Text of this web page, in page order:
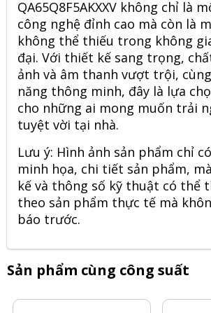
QA65Q8F5AKXXV không chỉ là
công nghệ đỉnh cao mà còn là
không thể thiếu trong không
đại. Với thiết kế sang trọng,
ảnh và âm thanh vượt trội,
năng thông minh, đây là lựa
cho những ai mong muốn trải
tuyệt vời tại nhà.
Lưu ý: Hình ảnh sản phẩm chỉ
minh họa, chi tiết sản phẩm,
kế và thông số kỹ thuật có thể
theo sản phẩm thực tế mà
báo trước.
Sản phẩm cùng công suất